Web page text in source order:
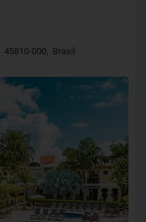
45810-000, Brasil